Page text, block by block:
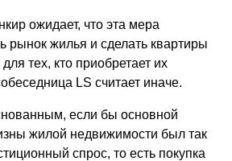
ожидает, что эта мера
рынок жилья и сделать квартиры
тех, кто приобретает их
LS считает иначе.
если бы основной
жилой недвижимости был так
спрос, то есть покупка